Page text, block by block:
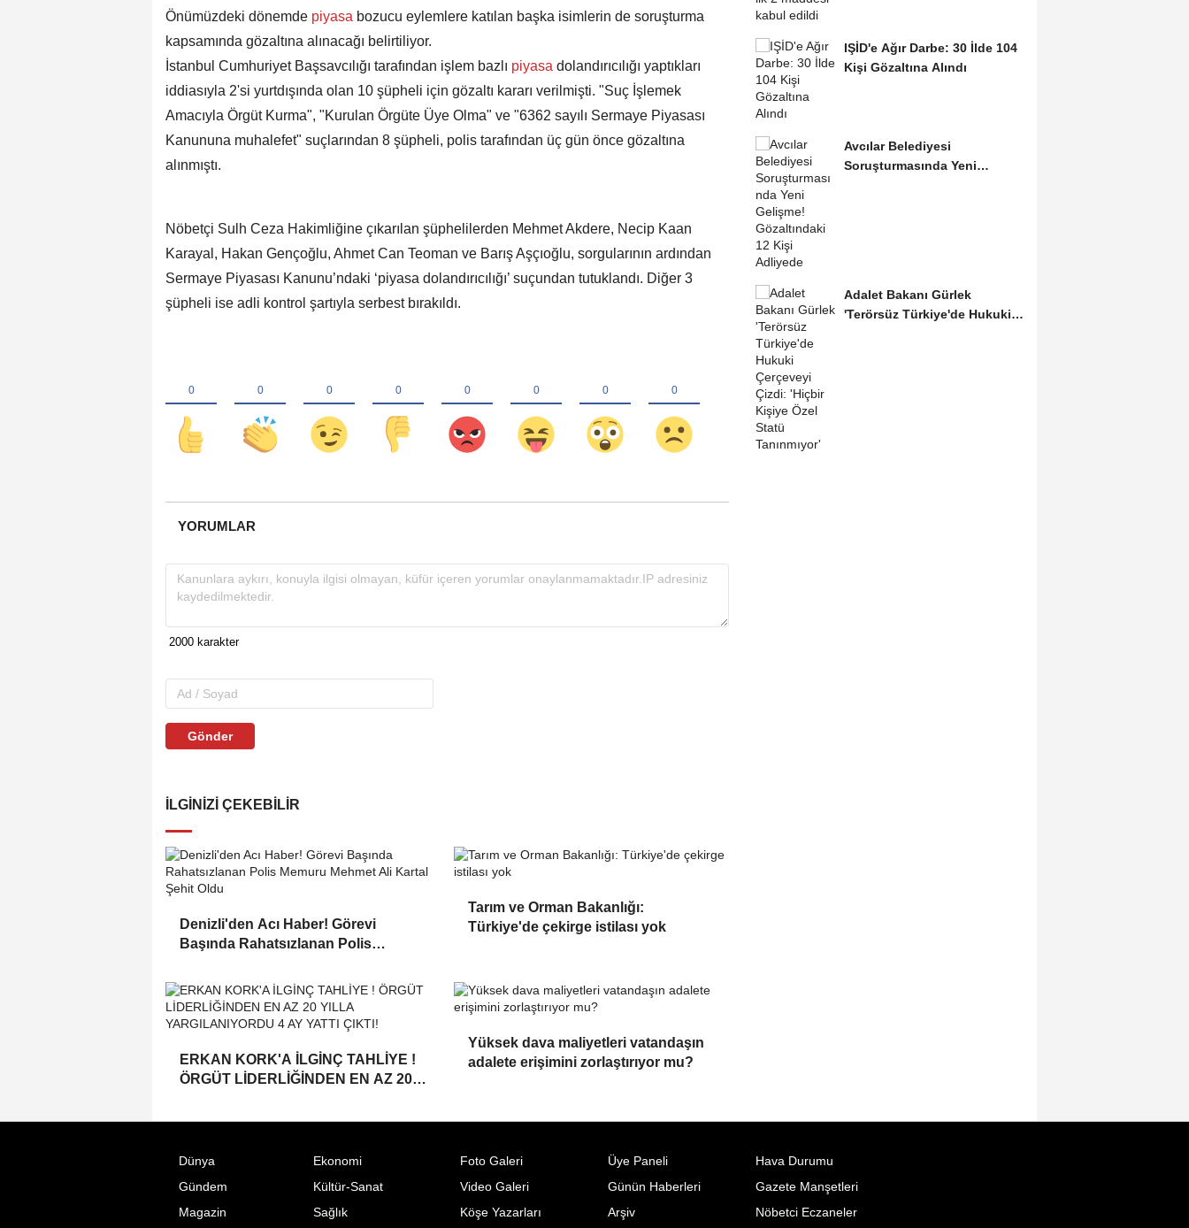
Önümüzdeki dönemde piyasa bozucu eylemlere katılan başka isimlerin de soruşturma
kapsamında gözaltına alınacağı belirtiliyor.
İstanbul Cumhuriyet Başsavcılığı tarafından işlem bazlı piyasa dolandırıcılığı yaptıkları
iddiasıyla 2'si yurtdışında olan 10 şüpheli için gözaltı kararı verilmişti. "Suç İşlemek
Amacıyla Örgüt Kurma", "Kurulan Örgüte Üye Olma" ve "6362 sayılı Sermaye Piyasası
Kanununa muhalefet" suçlarından 8 şüpheli, polis tarafından üç gün önce gözaltına
alınmıştı.
Nöbetçi Sulh Ceza Hakimliğine çıkarılan şüphelilerden Mehmet Akdere, Necip Kaan
Karayal, Hakan Gençoğlu, Ahmet Can Teoman ve Barış Aşçıoğlu, sorgularının ardından
Sermaye Piyasası Kanunu’ndaki ‘piyasa dolandırıcılığı’ suçundan tutuklandı. Diğer 3
şüpheli ise adli kontrol şartıyla serbest bırakıldı.
YORUMLAR
Gönder
İLGINIZI ÇEKEBILIR
Denizli'den Acı Haber! Görevi
Başında Rahatsızlanan Polis
Oldu
Tarım ve Orman Bakanlığı:
Türkiye'de çekirge istilası yok
ERKAN KORK'A İLGİNÇ TAHLİYE !
ÖRGÜT LİDERLİĞİNDEN EN AZ 20
YATTI ÇIKTI!
Yüksek dava maliyetleri vatandaşın
adalete erişimini zorlaştırıyor mu?
IŞİD'e Ağır Darbe: 30 İlde 104
Kişi Gözaltına Alındı
Avcılar Belediyesi
Soruşturmasında Yeni
Adalet Bakanı Gürlek
'Terörsüz Türkiye'de Hukuki
Dünya
Ekonomi
Gündem
Kültür-Sanat
Magazin
Sağlık
Foto Galeri
Video Galeri
Köşe Yazarları
Üye Paneli
Günün Haberleri
Arşiv
Hava Durumu
Gazete Manşetleri
Nöbetci Eczaneler